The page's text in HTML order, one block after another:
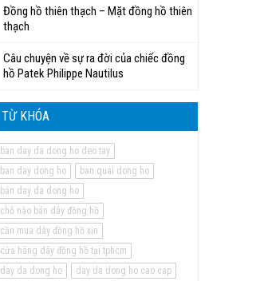
Đồng hồ thiên thạch – Mặt đồng hồ thiên
thạch
Câu chuyện về sự ra đời của chiếc đồng
hồ Patek Philippe Nautilus
TỪ KHÓA
ban day da dong ho deo tay
ban day dong ho
ban quai dong ho
bán day da dong ho
chỗ nào bán dây đồng hồ
cần mua dây đồng hồ xịn
cửa hàng dây đồng hồ tại tphcm
day da dong ho
day da dong ho cao cap